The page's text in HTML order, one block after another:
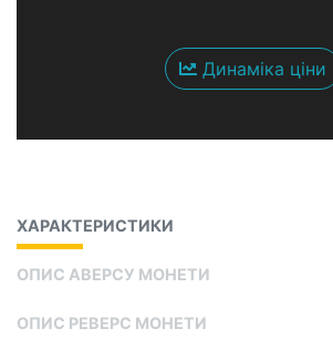
Динаміка ціни
ХАРАКТЕРИСТИКИ
ОПИС АВЕРСУ МОНЕТИ
ОПИС РЕВЕРС МОНЕТИ